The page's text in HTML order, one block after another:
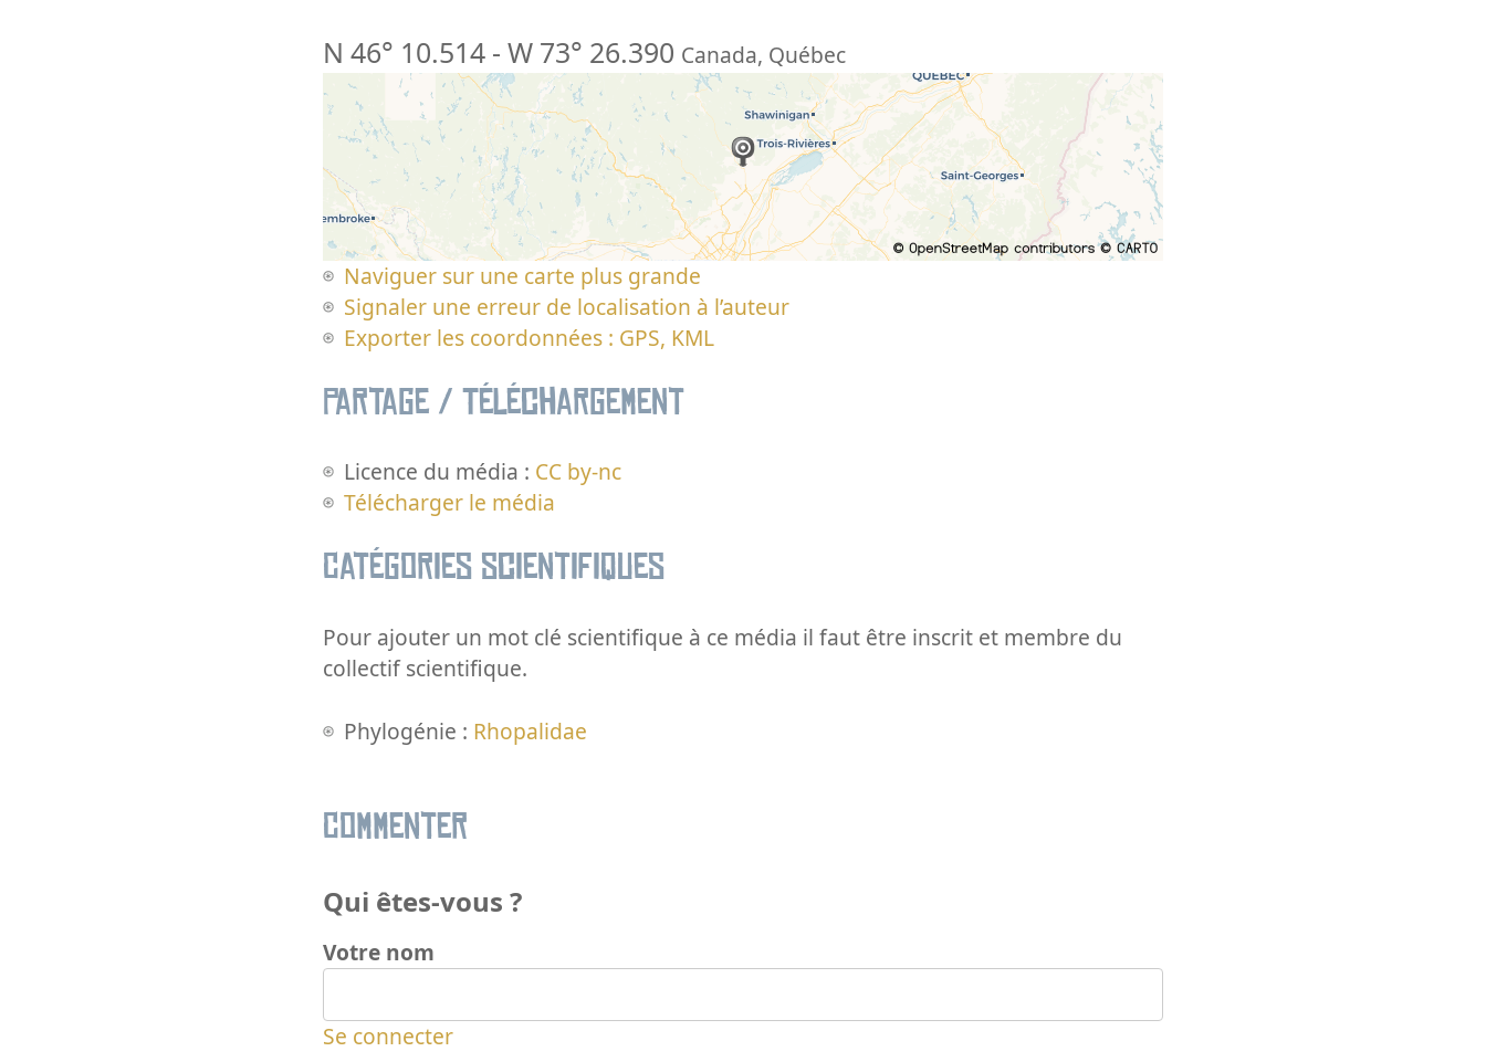
N 46° 10.514 - W 73° 26.390 Canada, Québec
Naviguer sur une carte plus grande
Signaler une erreur de localisation à l’auteur
Exporter les coordonnées : GPS, KML
Partage / Téléchargement
Licence du média : CC by-nc
Télécharger le média
Catégories scientifiques
Pour ajouter un mot clé scientifique à ce média il faut être inscrit et membre du
collectif scientifique.
Phylogénie : Rhopalidae
Commenter
Qui êtes-vous ?
Votre nom
Se connecter